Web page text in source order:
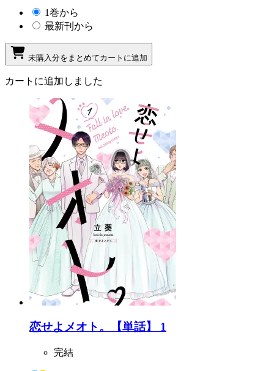
1巻から
最新刊から
未購入分をまとめてカートに追加
カートに追加しました
恋せよメオト。【単話】 1
完結